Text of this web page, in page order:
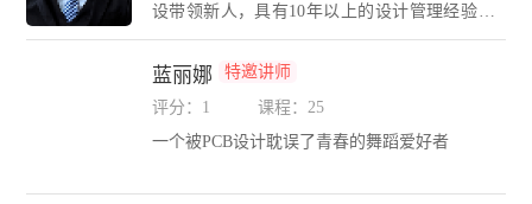
设带领新人，具有10年以上的设计管理经验，E
DA无忧学院金牌讲师，精通Cadence、Mentor、P
ADS、Altium Designer、SI9000、HyperLynx等多
种EDA设计与仿真工具。为各大高校、电子科技
企业进行高速PCB实战设计培训，推动高速高密
度EDA设计行业技术发展。广东省CAD图形设计
职业技能大赛（电子类）裁判；深圳信息职业技
蓝丽娜
特邀讲师
评分：1
课程：25
一个被PCB设计耽误了青春的舞蹈爱好者